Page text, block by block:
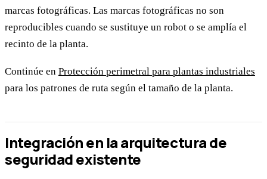
marcas fotográficas. Las marcas fotográficas no son
reproducibles cuando se sustituye un robot o se amplía el
recinto de la planta.
Continúe en Protección perimetral para plantas industriales
para los patrones de ruta según el tamaño de la planta.
Integración en la arquitectura de
seguridad existente